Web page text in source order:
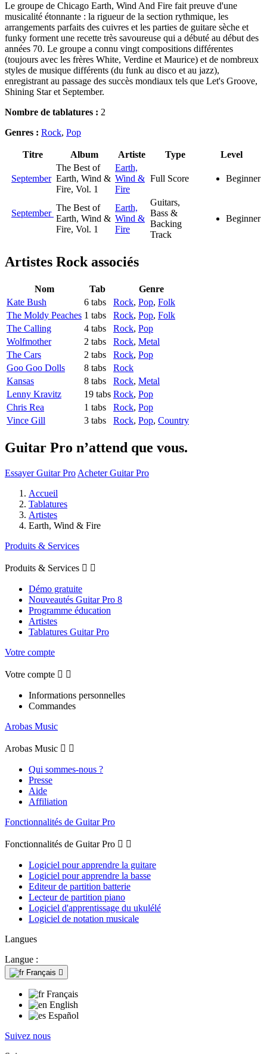
Le groupe de Chicago Earth, Wind And Fire fait preuve d'une
musicalité étonnante : la rigueur de la section rythmique, les
arrangements parfaits des cuivres et les parties de guitare sèche et
funky forment une recette très savoureuse qui a débuté au début des
années 70. Le groupe a connu vingt compositions différentes
(toujours avec les frères White, Verdine et Maurice) et de nombreux
styles de musique différents (du funk au disco et au jazz),
enregistrant au passage des succès mondiaux tels que Let's Groove,
Shining Star et September.
Nombre de tablatures : 2
Genres : Rock, Pop
Titre Album Artiste Type Level
September
The Best of
Earth, Wind &
Fire, Vol. 1
Earth,
Wind &
Fire
Full Score Beginner
September
The Best of
Earth, Wind &
Fire, Vol. 1
Earth,
Wind &
Fire
Guitars,
Bass &
Backing
Track
Beginner
Artistes Rockassociés
Nom Tab
Genre
Kate Bush
6 tabs Rock, Pop, Folk
The Moldy Peaches 1 tabs Rock, Pop, Folk
The Calling
4 tabs Rock, Pop
Wolfmother
2 tabs Rock, Metal
The Cars
2 tabs Rock, Pop
Goo Goo Dolls
8 tabs
Rock
Kansas
8 tabs Rock, Metal
Lenny Kravitz
19 tabs Rock, Pop
Chris Rea
1 tabs Rock, Pop
Vince Gill
3 tabs Rock, Pop, Country
Guitar Pro n’attend que vous.
Essayer Guitar Pro Acheter Guitar Pro
Accueil
Tablatures
Artistes
Earth, Wind & Fire
Produits & Services
Produits & Services  
Démo gratuite
Nouveautés Guitar Pro 8
Programme éducation
Artistes
Tablatures Guitar Pro
Votre compte
Votre compte  
Informations personnelles
Commandes
Arobas Music
Arobas Music  
Qui sommes-nous ?
Presse
Aide
Affiliation
Fonctionnalités de Guitar Pro
Fonctionnalités de Guitar Pro  
Logiciel pour apprendre la guitare
Logiciel pour apprendre la basse
Editeur de partition batterie
Lecteur de partition piano
Logiciel d'apprentissage du ukulélé
Logiciel de notation musicale
Langues
Langue :
Français 
Français
English
Español
Suivez nous